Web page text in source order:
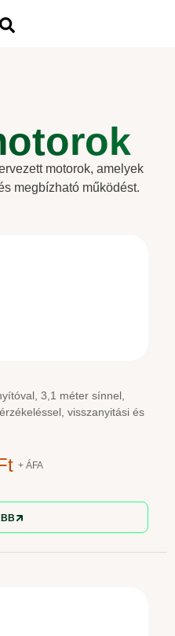
motorok, amelyek
megbízható működést.
3,1 méter sínnel,
visszanyitási és
+ ÁFA